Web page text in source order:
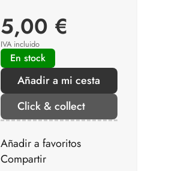
5,00 €
IVA incluido
En stock
Añadir a mi cesta
Click & collect
Añadir a favoritos
Compartir